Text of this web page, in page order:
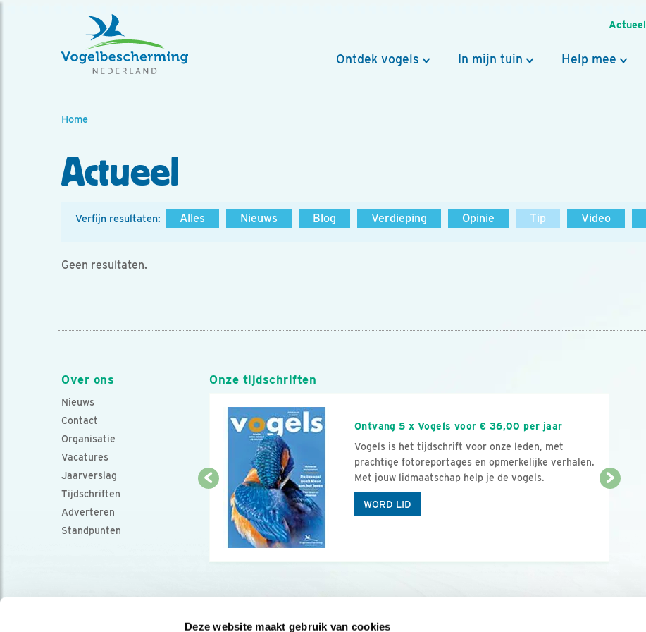
Deze website maakt gebruik van cookies
Actueel
Ontdek vogels In mijn tuin Help mee
Home
Actueel
Verfijn resultaten: Alles Nieuws Blog Verdieping Opinie Tip Video
Geen resultaten.
Over ons
Nieuws
Contact
Organisatie
Vacatures
Jaarverslag
Tijdschriften
Adverteren
Standpunten
Onze tijdschriften
Ontvang 5 x Vogels voor € 36,00 per jaar
Vogels is het tijdschrift voor onze leden, met
prachtige fotoreportages en opmerkelijke verhalen.
Met jouw lidmaatschap help je de vogels.
WORD LID